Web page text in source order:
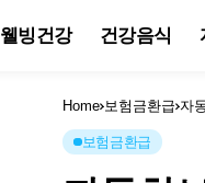
웰빙건강 건강음식
Home 보험금환급 자
보험금환급